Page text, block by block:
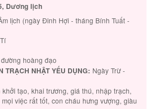
Dương lịch
lịch (ngày Đinh Hợi - tháng Bính Tuất -
hoàng đạo
TRẠCH NHẬT YẾU DỤNG: Ngày Trừ -
tạo, khai trương, giá thú, nhập trạch,
việc rất tốt, con cháu hưng vượng, giàu